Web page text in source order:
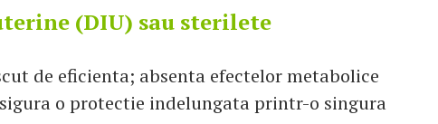
(DIU) sau sterilete
de eficienta; absenta efectelor metabolice
o protectie indelungata printr-o singura